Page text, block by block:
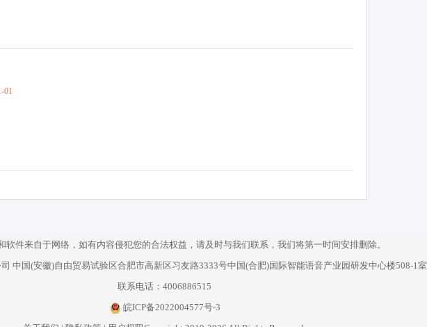
01
软件来自于网络，如有内容侵犯您的合法权益，请及时与我们联系，我们将第一时间安排删除。
中国(安徽)自由贸易试验区合肥市高新区习友路3333号中国(合肥)国际智能语音产业园研发中心楼508-1室
联系电话：4006886515
皖ICP备2022004577号-3